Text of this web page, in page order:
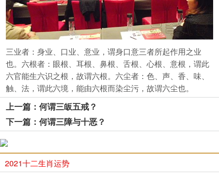
三业者：身业、口业、意业，谓身口意三者所起作用之业
也。六根者：眼根、耳根、鼻根、舌根、心根、意根，谓此
六官能生六识之根，故谓六根。六尘者：色、声、香、味、
触、法，谓此六境，能由六根而染尘污，故谓六尘也。
上一篇：何谓三皈五戒？
下一篇：何谓三障与十恶？
2021十二生肖运势